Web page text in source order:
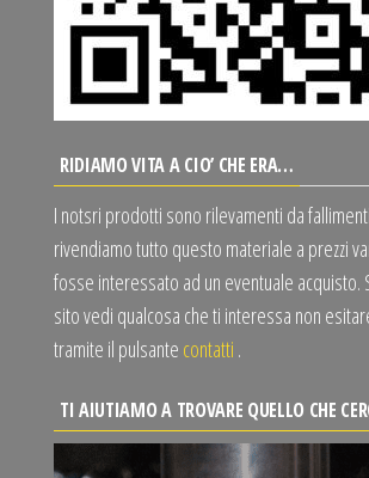
RIDIAMO VITA A CIO’ CHE ERA…
I notsri prodotti sono rilevamenti da
rivendiamo tutto questo materiale a prezzi
fosse interessato ad un eventuale acquisto.
sito vedi qualcosa che ti interessa non
tramite il pulsante contatti .
TI AIUTIAMO A TROVARE QUELLO CHE